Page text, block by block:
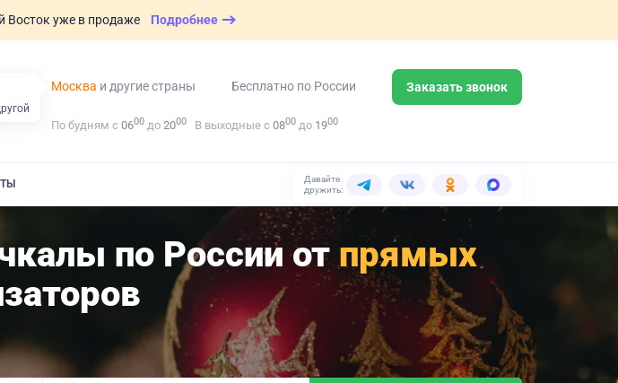
Восток уже в продаже Подробнее
Москва и другие страны Бесплатно по России Заказать звонок
По будням с 0600 до 2000 В выходные с 0800 до 1900
Давайте
дружить:
по России отпрямых